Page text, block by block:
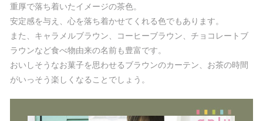
重厚で落ち着いたイメージの茶色。
安定感を与え、心を落ち着かせてくれる色でもあります。
また、キャラメルブラウン、コーヒーブラウン、チョコレートブ
ラウンなど食べ物由来の名前も豊富です。
おいしそうなお菓子を思わせるブラウンのカーテン、お茶の時間
がいっそう楽しくなることでしょう。